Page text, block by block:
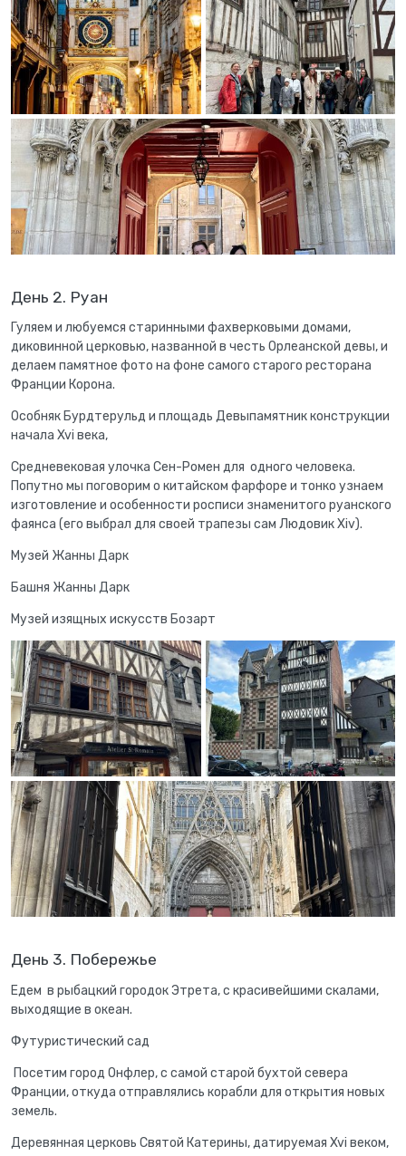
День 2. Руан
Гуляем и любуемся старинными фахверковыми домами,
диковинной церковью, названной в честь Орлеанской девы, и
делаем памятное фото на фоне самого старого ресторана
Франции Корона.
Особняк Бурдтерульд и площадь Девыпамятник конструкции
начала Xvi века,
Средневековая улочка Сен-Ромен для одного человека.
Попутно мы поговорим о китайском фарфоре и тонко узнаем
изготовление и особенности росписи знаменитого руанского
фаянса (его выбрал для своей трапезы сам Людовик Xiv).
Музей Жанны Дарк
Башня Жанны Дарк
Музей изящных искусств Бозарт
День 3. Побережье
Едем в рыбацкий городок Этрета, с красивейшими скалами,
выходящие в океан.
Футуристический сад
Посетим город Онфлер, с самой старой бухтой севера
Франции, откуда отправлялись корабли для открытия новых
земель.
Деревянная церковь Святой Катерины, датируемая Xvi веком,